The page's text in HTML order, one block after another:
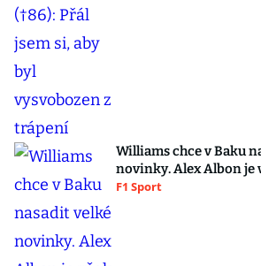
Williams chce v Baku
novinky. Alex Albon je
F1 Sport